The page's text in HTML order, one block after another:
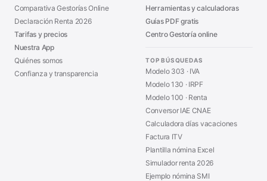
Comparativa Gestorías Online
Declaración Renta 2026
Tarifas y precios
Nuestra App
Quiénes somos
Confianza y transparencia
Herramientas y calculadoras
Guías PDF gratis
Centro Gestoría online
TOP BÚSQUEDAS
Modelo 303 · IVA
Modelo 130 · IRPF
Modelo 100 · Renta
Conversor IAE CNAE
Calculadora días vacaciones
Factura ITV
Plantilla nómina Excel
Simulador renta 2026
Ejemplo nómina SMI